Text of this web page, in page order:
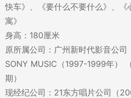
快车》、《要什么不要什么》、《
寓》
身高：180厘米
原所属公司：广州新时代影音公司
SONY MUSIC（1997-1999年）
期）
现经纪公司：21东方唱片公司（